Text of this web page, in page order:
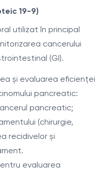
19-9)
utilizat în principal
cancerului
(GI).
și evaluarea eficienței
pancreatic:
pancreatic;
(chirurgie,
recidivelor și
evaluarea